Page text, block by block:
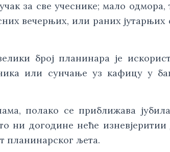
за све учеснике; мало одмора,
вечерњих, или раних јутарњих
број планинара је
или сунчање уз кафицу у
полако се приближава
ни догодине неће изневјеритии
планинарског љета.